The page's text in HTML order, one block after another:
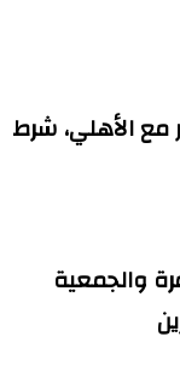
الأهلي، شرط
والجمعية